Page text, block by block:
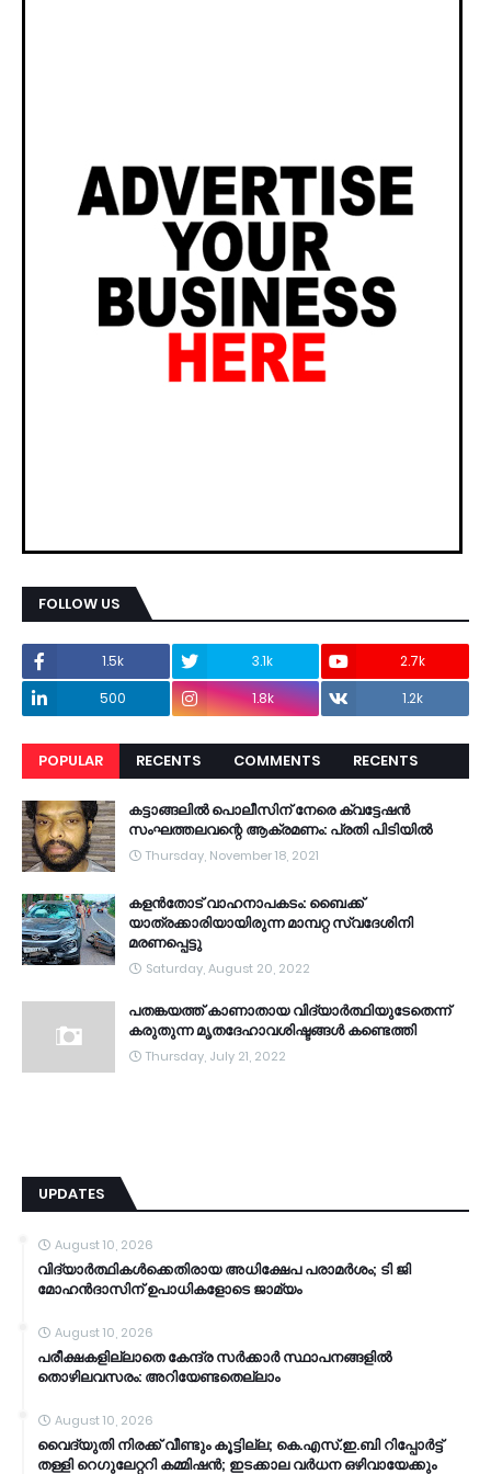
FOLLOW US
1.5k 3.1k
2.7k
500
1.8k 1.2k
POPULAR RECENTS COMMENTS RECENTS
കട്ടാങ്ങലിൽ പൊലീസിന് നേരെ ക്വട്ടേഷൻ
സംഘത്തലവന്റെ ആക്രമണം: പ്രതി പിടിയിൽ
Thursday, November 18, 2021
കളൻതോട് വാഹനാപകടം: ബൈക്ക്
യാത്രക്കാരിയായിരുന്ന മാമ്പറ്റ സ്വദേശിനി
മരണപ്പെട്ടു
Saturday, August 20, 2022
പതങ്കയത്ത് കാണാതായ വിദ്യാർത്ഥിയുടേതെന്ന്
കരുതുന്ന മൃതദേഹാവശിഷ്ടങ്ങൾ കണ്ടെത്തി
Thursday, July 21, 2022
UPDATES
August 10, 2026
വിദ്യാര്‍ത്ഥികള്‍ക്കെതിരായ അധിക്ഷേപ പരാമര്‍ശം; ടി ജി
മോഹന്‍ദാസിന് ഉപാധികളോടെ ജാമ്യം
August 10, 2026
പരീക്ഷകളില്ലാതെ കേന്ദ്ര സർക്കാർ സ്ഥാപനങ്ങളിൽ
തൊഴിലവസരം: അറിയേണ്ടതെല്ലാം
August 10, 2026
വൈദ്യുതി നിരക്ക് വീണ്ടും കൂട്ടില്ല; കെ.എസ്.ഇ.ബി റിപ്പോർട്ട്
തള്ളി റെഗുലേറ്ററി കമ്മിഷൻ; ഇടക്കാല വർധന ഒഴിവായേക്കും